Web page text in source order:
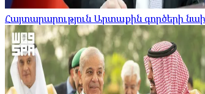
Հայտարարություն Արտաքին գործերի